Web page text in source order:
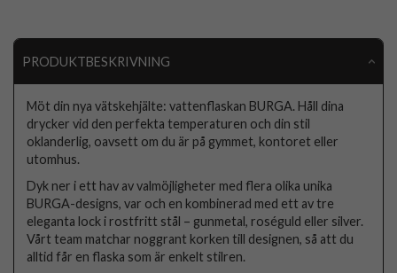
PRODUKTBESKRIVNING
Möt din nya vätskehjälte: vattenflaskan BURGA. Håll dina
drycker vid den perfekta temperaturen och din stil
oklanderlig, oavsett om du är på gymmet, kontoret eller
utomhus.
Dyk ner i ett hav av valmöjligheter med flera olika unika
BURGA-designs, var och en kombinerad med ett av tre
eleganta lock i rostfritt stål – gunmetal, roséguld eller silver.
Vårt team matchar noggrant korken till designen, så att du
alltid får en flaska som är enkelt stilren.